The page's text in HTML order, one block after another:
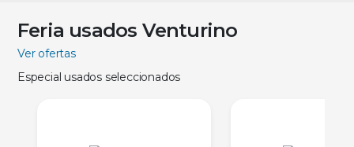
Feria usados Venturino
Ver ofertas
Especial usados seleccionados